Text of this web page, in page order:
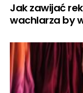
Jak zawijać
wachlarza by